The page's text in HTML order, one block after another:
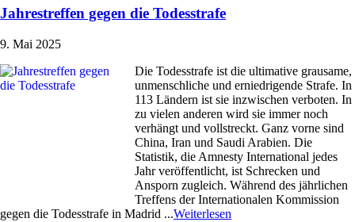
Jahrestreffen gegen die Todesstrafe
9. Mai 2025
Die Todesstrafe ist die ultimative grausame,
unmenschliche und erniedrigende Strafe. In
113 Ländern ist sie inzwischen verboten. In
zu vielen anderen wird sie immer noch
verhängt und vollstreckt. Ganz vorne sind
China, Iran und Saudi Arabien. Die
Statistik, die Amnesty International jedes
Jahr veröffentlicht, ist Schrecken und
Ansporn zugleich. Während des jährlichen
Treffens der Internationalen Kommission
gegen die Todesstrafe in Madrid ...Weiterlesen